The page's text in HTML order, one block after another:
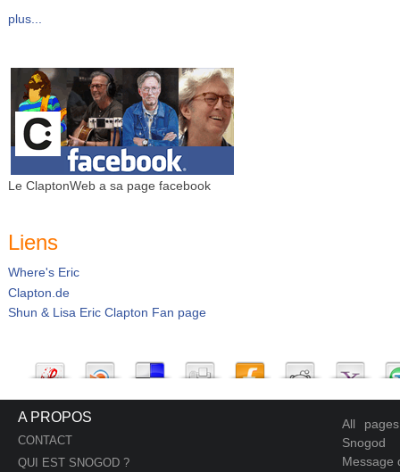
plus...
Le ClaptonWeb a sa page facebook
Liens
Where's Eric
Clapton.de
Shun & Lisa Eric Clapton Fan page
A PROPOS
CONTACT
QUI EST SNOGOD ?
All
Snogod
Message